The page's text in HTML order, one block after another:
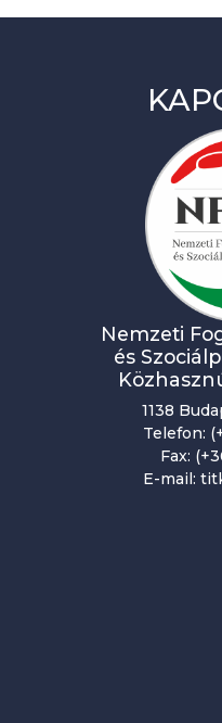
Nemzeti
és
1138
Telefon:
Fax:
E-mail: